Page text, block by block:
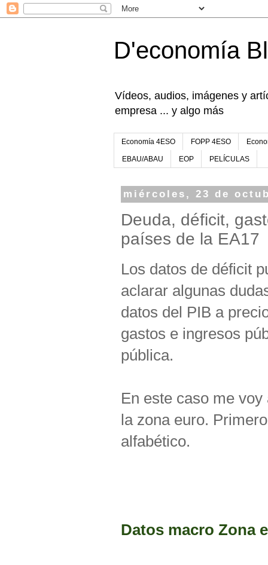
D'economía
Vídeos, audios, imágenes y
empresa ... y algo más
Economía 4ESO FOPP 4ESO
EBAU/ABAU EOP PELÍCULAS
miércoles, 23 de
Deuda, déficit,
países de la EA17
Los datos de déficit
aclarar algunas
datos del PIB a
gastos e ingresos
pública.
En este caso me
la zona euro.
alfabético.
Datos macro Zona